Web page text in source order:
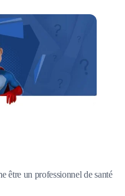
être un professionnel de santé